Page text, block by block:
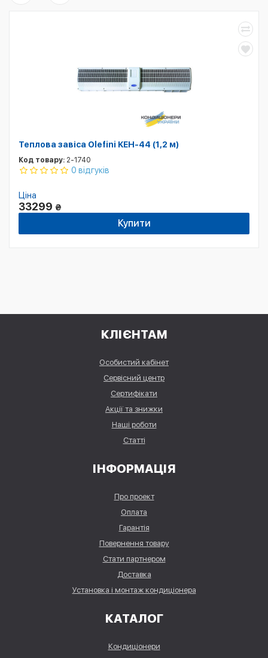
Теплова завіса Olefini KEH-44 (1,2 м)
Код товару: 2-1740
0 відгуків
Ціна
33299 ₴
Купити
КЛІЄНТАМ
Особистий кабінет
Сервісний центр
Сертифікати
Акції та знижки
Наші роботи
Статті
ІНФОРМАЦІЯ
Про проект
Оплата
Гарантія
Повернення товару
Стати партнером
Доставка
Установка і монтаж кондиціонера
КАТАЛОГ
Кондиціонери